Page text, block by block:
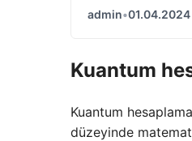
admin•
Kuantum
Kuantum
düzeyinde